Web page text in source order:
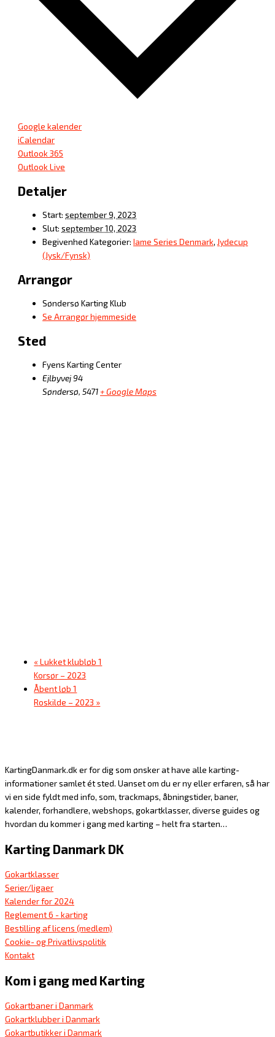
Google kalender
iCalendar
Outlook 365
Outlook Live
Detaljer
Start: september 9, 2023
Slut: september 10, 2023
Begivenhed Kategorier: Iame Series Denmark, Jydecup
(Jysk/Fynsk)
Arrangør
Søndersø Karting Klub
Se Arrangør hjemmeside
Sted
Fyens Karting Center
Ejlbyvej 94
Søndersø, 5471+ Google Maps
« Lukket klubløb 1
Korsør – 2023
Åbent løb 1
Roskilde – 2023 »
KartingDanmark.dk er for dig som ønsker at have alle karting-
informationer samlet ét sted. Uanset om du er ny eller erfaren, så har
vi en side fyldt med info, som, trackmaps, åbningstider, baner,
kalender, forhandlere, webshops, gokartklasser, diverse guides og
hvordan du kommer i gang med karting – helt fra starten…
Karting Danmark DK
Gokartklasser
Serier/ligaer
Kalender for 2024
Reglement 6 - karting
Bestilling af licens (medlem)
Cookie- og Privatlivspolitik
Kontakt
Kom i gang med Karting
Gokartbaner i Danmark
Gokartklubber i Danmark
Gokartbutikker i Danmark